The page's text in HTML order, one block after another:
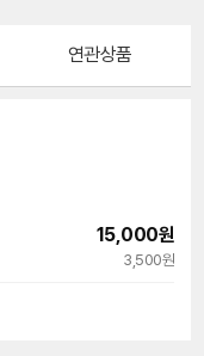
연관상품
15,000원
3,500원